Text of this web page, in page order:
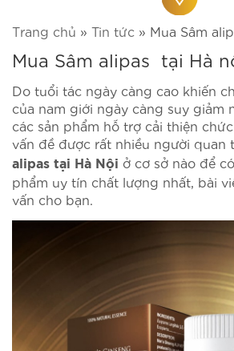
Trang chủ » Tin tức » Mua Sâm
Mua Sâm alipas tại Hà
Do tuổi tác ngày càng cao khiến
của nam giới ngày càng suy giảm
các sản phẩm hỗ trợ cải thiện
vấn đề được rất nhiều người quan
alipas tại Hà Nội ở cơ sở nào để
phẩm uy tín chất lượng nhất, bài
vấn cho bạn.